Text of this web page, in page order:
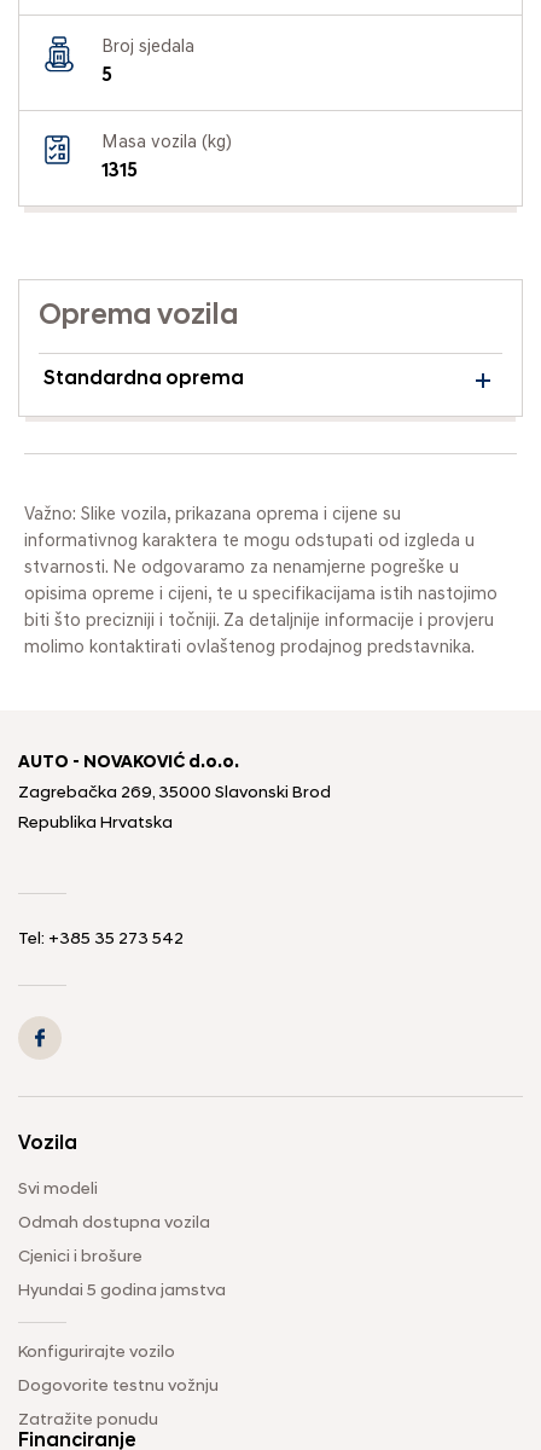
Broj sjedala
5
Masa vozila (kg)
1315
Oprema vozila
Standardna oprema
Važno: Slike vozila, prikazana oprema i cijene su
informativnog karaktera te mogu odstupati od izgleda u
stvarnosti. Ne odgovaramo za nenamjerne pogreške u
opisima opreme i cijeni, te u specifikacijama istih nastojimo
biti što precizniji i točniji. Za detaljnije informacije i provjeru
molimo kontaktirati ovlaštenog prodajnog predstavnika.
AUTO - NOVAKOVIĆ d.o.o.
Zagrebačka 269, 35000 Slavonski Brod
Republika Hrvatska
Tel: +385 35 273 542
Vozila
Svi modeli
Odmah dostupna vozila
Cjenici i brošure
Hyundai 5 godina jamstva
Konfigurirajte vozilo
Dogovorite testnu vožnju
Zatražite ponudu
Financiranje